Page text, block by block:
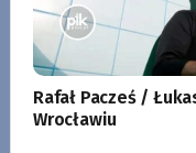
Rafał Pacześ /
Wrocławiu